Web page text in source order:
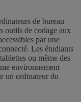
de bureau
outils de codage aux
par une
Les étudiants
ou même des
environnement
un ordinateur du